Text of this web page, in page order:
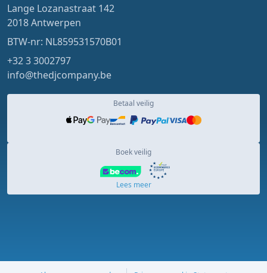
Lange Lozanastraat 142
2018 Antwerpen
BTW-nr: NL859531570B01
+32 3 3002797
info@thedjcompany.be
Betaal veilig
Boek veilig
Lees meer